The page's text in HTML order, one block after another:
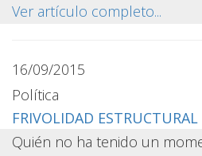
Ver artículo completo...
16/09/2015
Política
FRIVOLIDAD ESTRUCTURAL
Quién no ha tenido un